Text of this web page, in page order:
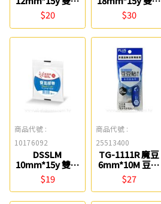
$20 $30
商品代號 :
10176092
DSSLM
10mm*15y 雙面
膠帶(單捲) 鹿頭
$19
商品代號 :
25513400
TG-1111R 魔豆
6mm*10M 豆豆
彩貼替帶 39-145
PLUS
$27